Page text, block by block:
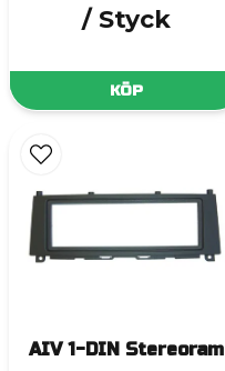
/ Styck
KÖP
AIV 1-DIN Stereoram